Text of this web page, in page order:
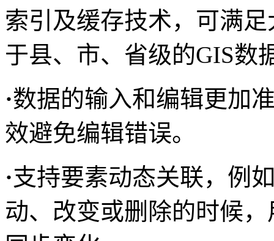
索引及缓存技术，可满
于县、市、省级的GIS数
·数据的输入和编辑更加
效避免编辑错误。
·支持要素动态关联，例
动、改变或删除的时候